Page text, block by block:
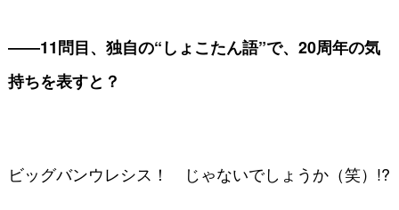
――11問目、独自の“しょこたん語”で、20周年の気
持ちを表すと？
ビッグバンウレシス！ じゃないでしょうか（笑）!?